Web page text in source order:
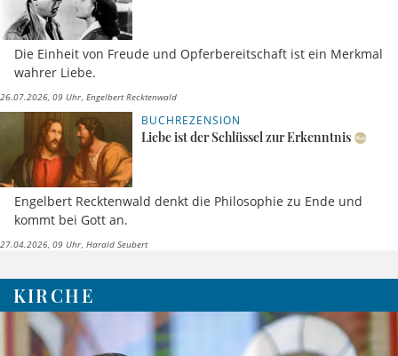
Die Einheit von Freude und Opferbereitschaft ist ein Merkmal
wahrer Liebe.
26.07.2026, 09 Uhr Engelbert Recktenwald
BUCHREZENSION
Liebe ist der Schlüssel zur Erkenntnis
Engelbert Recktenwald denkt die Philosophie zu Ende und
kommt bei Gott an.
27.04.2026, 09 Uhr Harald Seubert
KIRCHE